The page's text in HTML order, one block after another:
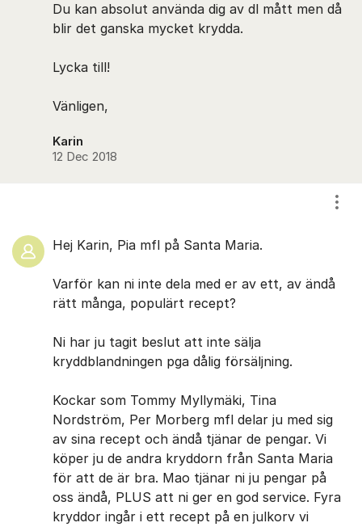
Du kan absolut använda dig av dl mått men då
blir det ganska mycket krydda.
Lycka till!
Vänligen,
Karin
12 Dec 2018
Hej Karin, Pia mfl på Santa Maria.
Varför kan ni inte dela med er av ett, av ändå
rätt många, populärt recept?
Ni har ju tagit beslut att inte sälja
kryddblandningen pga dålig försäljning.
Kockar som Tommy Myllymäki, Tina
Nordström, Per Morberg mfl delar ju med sig
av sina recept och ändå tjänar de pengar. Vi
köper ju de andra kryddorn från Santa Maria
för att de är bra. Mao tjänar ni ju pengar på
oss ändå, PLUS att ni ger en god service. Fyra
kryddor ingår i ett recept på en julkorv vi